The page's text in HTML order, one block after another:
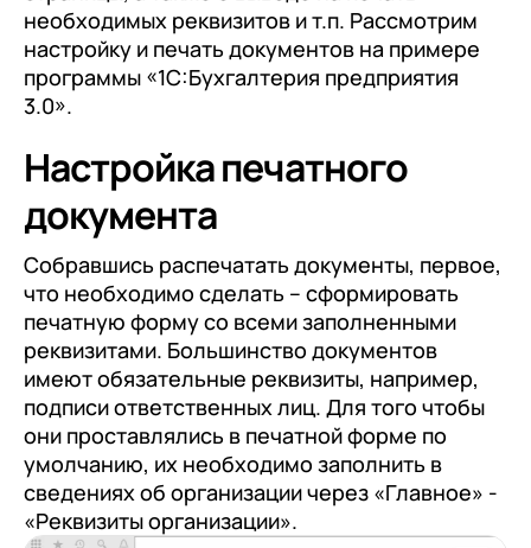
необходимых реквизитов и т.п. Рассмотрим
настройку и печать документов на примере
программы «1С:Бухгалтерия предприятия
3.0».
Настройка печатного
документа
Собравшись распечатать документы, первое,
что необходимо сделать – сформировать
печатную форму со всеми заполненными
реквизитами. Большинство документов
имеют обязательные реквизиты, например,
подписи ответственных лиц. Для того чтобы
они проставлялись в печатной форме по
умолчанию, их необходимо заполнить в
сведениях об организации через «Главное» -
«Реквизиты организации».
Переход с Terrasoft CRM на 1С:CRM или
1С-Битрикс 24
документооборот (КЭДО)
1С:Кабинет сотрудника
Внутренний документооборот (СЭД)
Управление финансами (FRP)
1С:Управление холдингом
WA:Финансист
Отраслевые решения
Легкая логистика
Бизнес-аналитика (BI)
1С:Аналитика
Управление взаимоотношениями с
клиентами (CRM)
Прочие отрасли
Контакты
Релокация
Грейды
Отзывы сотрудников